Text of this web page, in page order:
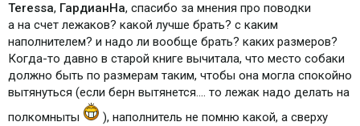
Teressa, ГардианНа, спасибо за мнения про поводки
а на счет лежаков? какой лучше брать? с каким
наполнителем? и надо ли вообще брать? каких размеров?
Когда-то давно в старой книге вычитала, что место собаки
должно быть по размерам таким, чтобы она могла спокойно
вытянуться (если берн вытянется.... то лежак надо делать на
полкомныты
), наполнитель не помню какой, а сверху